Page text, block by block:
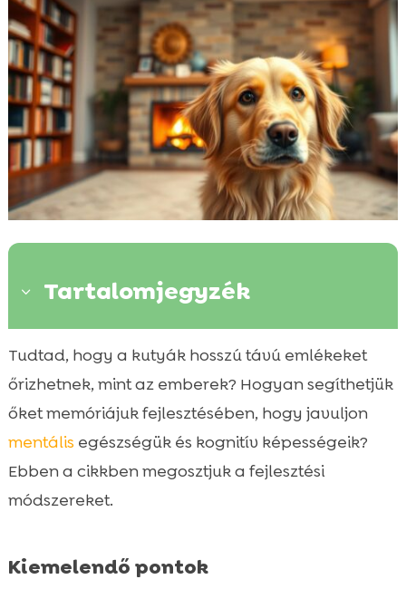
3 Tartalomjegyzék
 Miért fontos a kutya hosszú távú memória
fejlesztése?
A kutya agyműködésének megértése
Kutyák memóriájának típusai
Memóriafejlesztő játékok kutyáknak
Memória tréning kutya számára
 Kognitív fejlesztés kutyáknál
Tudtad, hogy a kutyák hosszú távú emlékeket
őrizhetnek, mint az emberek? Hogyan segíthetjük
őket memóriájuk fejlesztésében, hogy javuljon
mentális egészségük és kognitív képességeik?
Ebben a cikkben megosztjuk a fejlesztési
módszereket.
Kiemelendő pontok